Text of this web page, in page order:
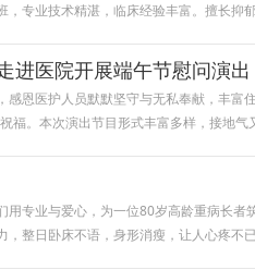
专业技术精湛，临床经验丰富。擅长抑
医院开展端午节慰问演出
恩医护人员默默坚守与无私奉献，丰
。本次演出节目形式丰富多样，接地
专业与爱心，为一位80岁高龄重病长
整日卧床不语，身形消瘦，让人心疼